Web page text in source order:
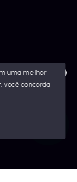
Como posso
- Todos os
uma melhor
você concorda